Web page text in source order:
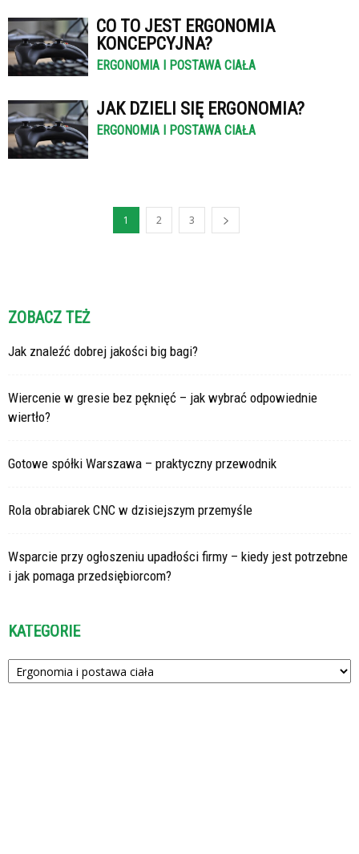
CO TO JEST ERGONOMIA
KONCEPCYJNA?
ERGONOMIA I POSTAWA CIAŁA
JAK DZIELI SIĘ ERGONOMIA?
ERGONOMIA I POSTAWA CIAŁA
1 2 3
ZOBACZ TEŻ
Jak znaleźć dobrej jakości big bagi?
Wiercenie w gresie bez pęknięć – jak wybrać odpowiednie
wiertło?
Gotowe spółki Warszawa – praktyczny przewodnik
Rola obrabiarek CNC w dzisiejszym przemyśle
Wsparcie przy ogłoszeniu upadłości firmy – kiedy jest potrzebne
i jak pomaga przedsiębiorcom?
KATEGORIE
Kategorie